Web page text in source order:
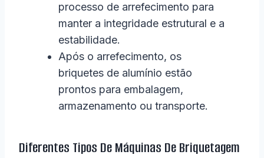
processo de arrefecimento para
manter a integridade estrutural e a
estabilidade.
Após o arrefecimento, os
briquetes de alumínio estão
prontos para embalagem,
armazenamento ou transporte.
Diferentes Tipos De Máquinas De Briquetagem